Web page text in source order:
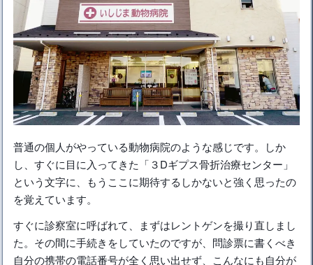
普通の個人がやっている動物病院のような感じです。しか
し、すぐに目に入ってきた「３Dギプス骨折治療センター」
という文字に、もうここに期待するしかないと強く思ったの
を覚えています。
すぐに診察室に呼ばれて、まずはレントゲンを撮り直しまし
た。その間に手続きをしていたのですが、問診票に書くべき
自分の携帯の電話番号が全く思い出せず、こんなにも自分が